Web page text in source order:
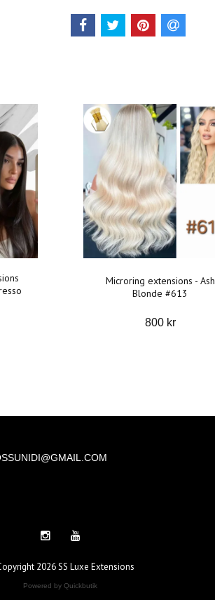
Microring extensions - Ash
Blonde #613
800 kr
2026 SS Luxe Extensions
Powered by Quickbutik